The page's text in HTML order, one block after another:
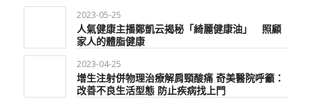
2023-05-25
人氣健康主播鄭凱云揭秘「綺麗健康油」 照顧
家人的體脂健康
2023-04-25
增生注射併物理治療解肩頸酸痛 奇美醫院呼籲：
改善不良生活型態 防止疾病找上門